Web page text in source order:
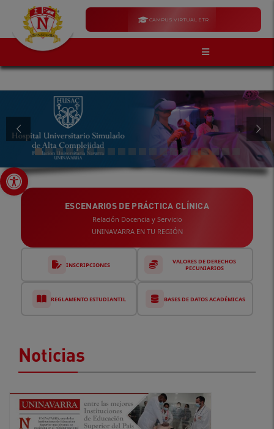
Abrir barra de herramientas
CAMPUS VIRTUAL ETR
INSCRIPCIONES
VALORES DE DERECHOS
PECUNIARIOS
ESCENARIOS DE PRÁCTICA CLÍNICA
Relación Docencia y Servicio
UNINAVARRA EN TU REGIÓN
REGLAMENTO ESTUDIANTIL BASES DE DATOS ACADÉMICAS
Noticias